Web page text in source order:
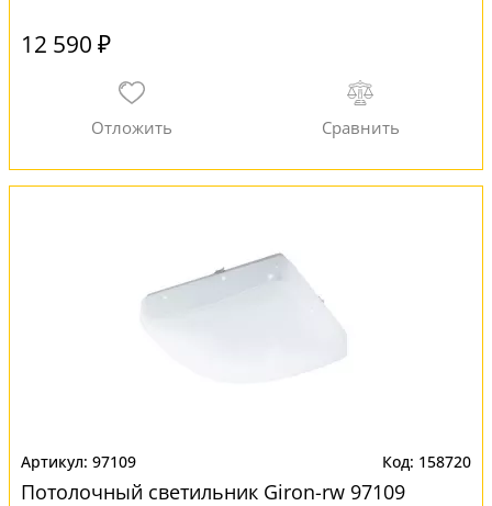
12 590 ₽
97109 158720
Потолочный светильник Giron-rw 97109